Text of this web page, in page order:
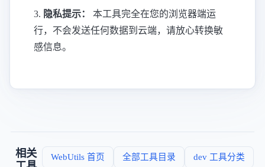
3. 隐私提示：
本工具完全在您的浏览器端运
行，不会发送任何数据到云端，请放心转换敏
感信息。
相关
WebUtils 首页 全部工具目录 dev 工具分类